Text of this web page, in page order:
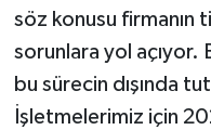
söz konusu firmanın
sorunlara yol açıyor.
bu sürecin dışında
İşletmelerimiz için